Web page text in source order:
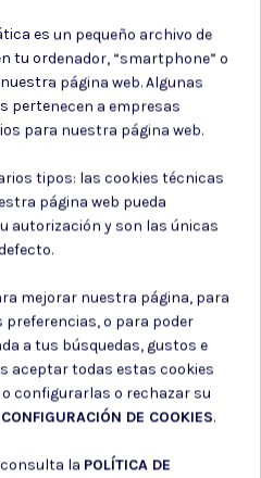
boletín
en el aviso legal.
para los fines indicados en la
personales para recibir publicidad
es un pequeño archivo de
tu ordenador, “smartphone” o
página web. Algunas
pertenecen a empresas
para nuestra página web.
tipos: las cookies técnicas
página web pueda
autorización y son las únicas
mejorar nuestra página, para
o para poder
a tus búsquedas, gustos e
aceptar todas estas cookies
o configurarlas o rechazar su
CONFIGURACIÓN DE COOKIES.
la POLÍTICA DE